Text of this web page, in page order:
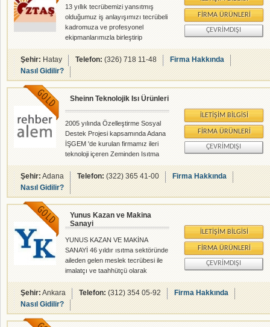
13 yıllık tecrübemizi yansıtmış
olduğumuz iş anlayışımızı tecrübeli
kadromuza ve profesyonel
ekipmanlarımızla birleştirip
iskenderun ve cevresi olmakla
ulusal platformda siz değerli
müşterilerimize sunmaktayız.
FIRMA ÜRÜNLERI
ÇEVRIMDIŞI
Şehir:Hatay Telefon:(326) 718 11-48
Firma Hakkında
Nasıl Gidilir?
Sheinn Teknolojik Isı Ürünleri
2005 yılında Özelleştirme Sosyal
Destek Projesi kapsamında Adana
İŞGEM 'de kurulan firmamız ileri
teknoloji içeren Zeminden Isıtma
Sistemlerinin üretimini
gerçekleştirmektedir. Hayata
geçirdiğimiz Projemiz Dünya
Kalkınma Bankası ve KOSGEB
tarafından desteklenmektedir.
Yüksek Teknoloji ve son derece
güvenli olan ürünleri , gerek bayii
gerekse internet ve doğrudan satış
kanalı ile nihai tüketiciye
ulaştırmaktadır.Müşteri
memnuniyetini en üst düzeyde
tutmayı hedefleyen firmamız ,
sadece ürün satışı ile değil , satış
sonr
İLETIŞIM BILGISI
FIRMA ÜRÜNLERI
ÇEVRIMDIŞI
Şehir:Adana Telefon:(322) 365 41-00
Firma Hakkında
Nasıl Gidilir?
Yunus Kazan ve Makina
Sanayi
YUNUS KAZAN VE MAKİNA
SANAYİ 46 yıldır ısıtma sektöründe
aileden gelen meslek tecrübesi ile
imalatçı ve taahhütçü olarak
süregelen kaliteli ve sağlıklı bir
hizmet anlayışı sürdürmekteyiz.
Müşterilerimizin ihtiyaçlarının
karşılayarak; yaratıcı
çözümlerimizle, sağlam yapımızla,
İLETIŞIM BILGISI
FIRMA ÜRÜNLERI
ÇEVRIMDIŞI
Şehir:Ankara Telefon:(312) 354 05-92
Firma Hakkında
Nasıl Gidilir?